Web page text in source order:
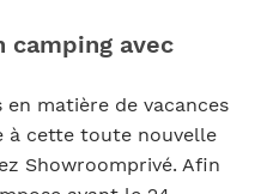
camping avec
matière de vacances
à cette toute nouvelle
Showroomprivé. Afin